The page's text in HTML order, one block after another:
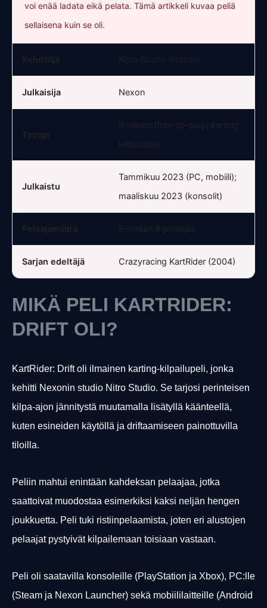
voi enää ladata eikä pelata. Tämä artikkeli kuvaa peliä
sellaisena kuin se oli.
Kehittäjä Nitro Studio (Nexon)
Julkaisija Nexon
Tyyppi
Ilmainen (free-to-play) karting-
kilpailupeli
Julkaistu
Tammikuu 2023 (PC, mobiili);
maaliskuu 2023 (konsolit)
Pelaajamäärä Enintään 8 pelaajaa
Sarjan edeltäjä Crazyracing KartRider (2004)
MIKÄ PELI KARTRIDER:
DRIFT OLI?
KartRider: Drift oli ilmainen karting-kilpailupeli, jonka
kehitti Nexonin studio Nitro Studio. Se tarjosi perinteisen
kilpa-ajon jännitystä muutamalla lisätyllä käänteellä,
kuten esineiden käytöllä ja driftaamiseen painottuvilla
tiloilla.
Peliin mahtui enintään kahdeksan pelaajaa, jotka
saattoivat muodostaa esimerkiksi kaksi neljän hengen
joukkuetta. Peli tuki ristiinpelaamista, joten eri alustojen
pelaajat pystyivät kilpailemaan toisiaan vastaan.
Peli oli saatavilla konsoleille (PlayStation ja Xbox), PC:lle
(Steam ja Nexon Launcher) sekä mobiililaitteille (Android